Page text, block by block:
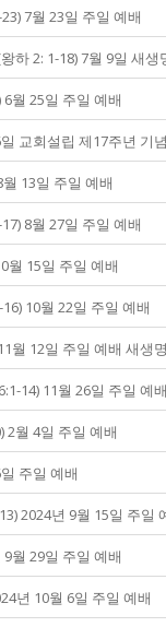
7월 23일 주일 예배
하 2: 1-18) 7월 9일 새
월 25일 주일 예배
교회설립 제17주년 기
13일 주일 예배
8월 27일 주일 예배
월 15일 주일 예배
10월 22일 주일 예배
월 12일 주일 예배 새생
14) 11월 26일 주일 예배
2월 4일 주일 예배
주일 예배
2024년 9월 15일 주일
월 29일 주일 예배
년 10월 6일 주일 예배